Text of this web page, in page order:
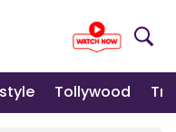
Tollywood